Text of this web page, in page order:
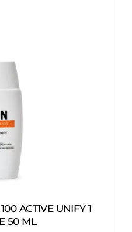
ACTIVE UNIFY 1
50 ML